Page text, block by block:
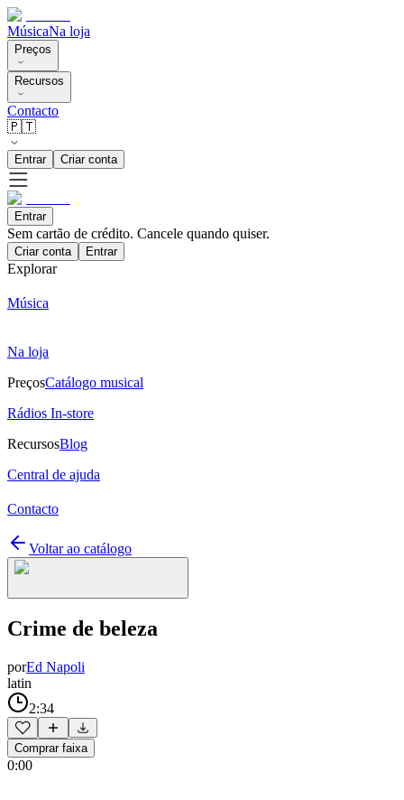
MúsicaNa loja
Preços
Recursos
Contacto
🇵🇹
Entrar Criar conta
Entrar
Sem cartão de crédito. Cancele quando quiser.
Criar conta Entrar
Explorar
Música
Na loja
PreçosCatálogo musical
Rádios In-store
RecursosBlog
Central de ajuda
Contacto
Voltar ao catálogo
Crime de beleza
porEd Napoli
latin
2:34
Comprar faixa
0:00